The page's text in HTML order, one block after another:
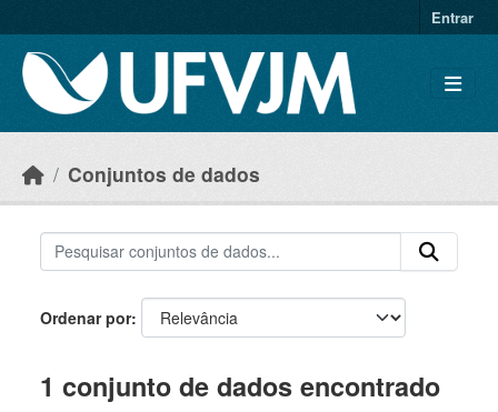
Entrar
Conjuntos de dados
Ordenar por
1 conjunto de dados encontrado